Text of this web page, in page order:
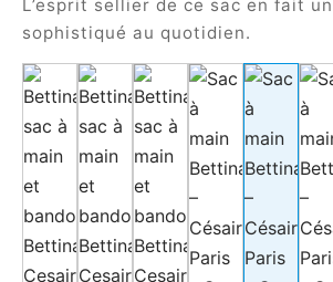
L’esprit sellier de ce sac en fait
sophistiqué au quotidien.